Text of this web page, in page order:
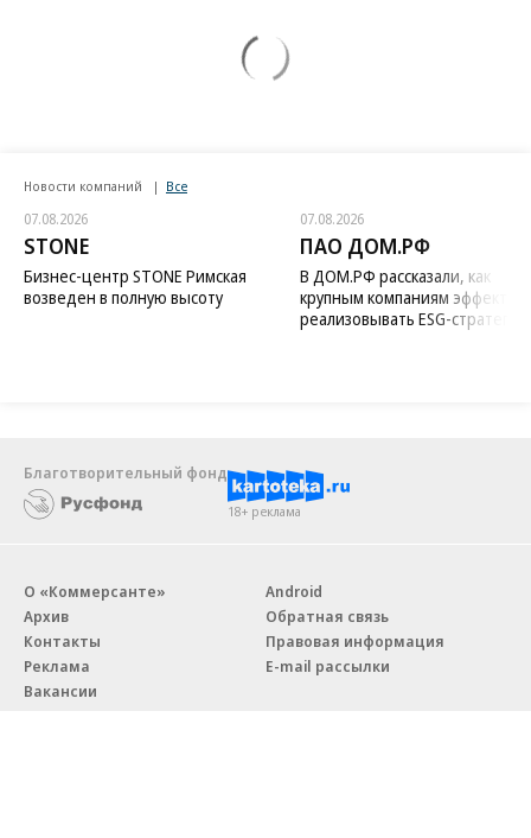
Новости компаний Все
07.08.2026
STONE
Бизнес-центр STONE Римская
возведен в полную высоту
07.08.2026
ПАО ДОМ.РФ
В ДОМ.РФ рассказали, как
крупным компаниям
реализовывать ESG-стратегию
Благотворительный фонд
18+ реклама
О «Коммерсанте»
Архив
Контакты
Реклама
Вакансии
Android
Обратная связь
Правовая информация
E-mail рассылки